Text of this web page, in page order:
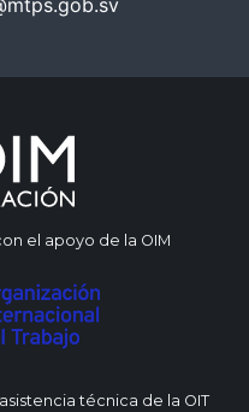
el apoyo de la OIM
técnica de la OIT